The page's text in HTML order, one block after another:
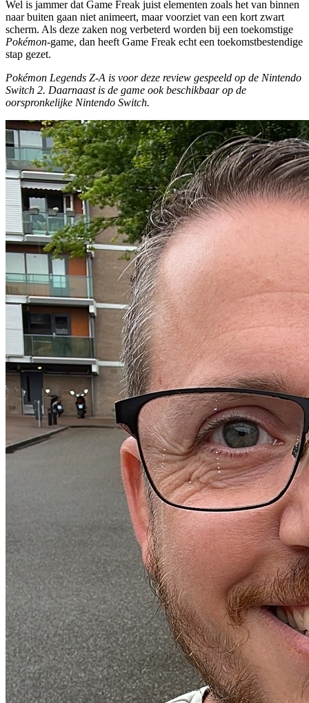
Wel is jammer dat Game Freak juist elementen zoals het van binnen
naar buiten gaan niet animeert, maar voorziet van een kort zwart
scherm. Als deze zaken nog verbeterd worden bij een toekomstige
Pokémon-game, dan heeft Game Freak echt een toekomstbestendige
stap gezet.
Pokémon Legends Z-A is voor deze review gespeeld op de Nintendo
Switch 2. Daarnaast is de game ook beschikbaar op de
oorspronkelijke Nintendo Switch.